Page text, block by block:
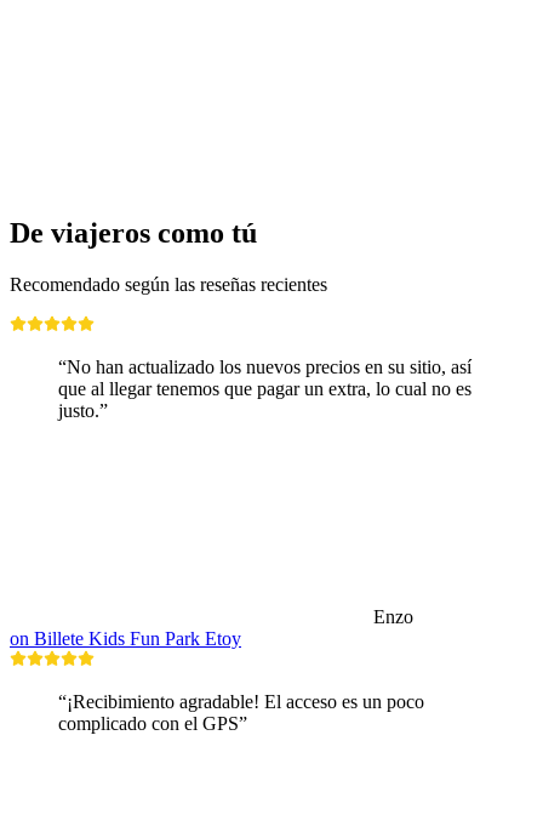
De viajeros como tú
Recomendado según las reseñas recientes
“No han actualizado los nuevos precios en su sitio, así
que al llegar tenemos que pagar un extra, lo cual no es
justo.”
Enzo
on Billete Kids Fun Park Etoy
“¡Recibimiento agradable! El acceso es un poco
complicado con el GPS”